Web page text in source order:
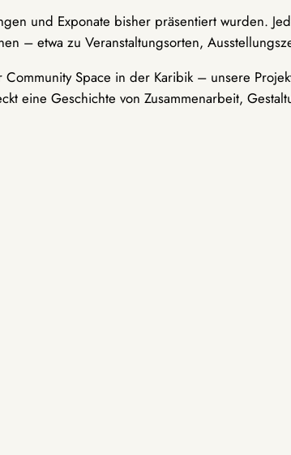
und Exponate bisher präsentiert wurden.
– etwa zu Veranstaltungsorten,
Space in der Karibik – unsere
eine Geschichte von Zusammenarbeit,